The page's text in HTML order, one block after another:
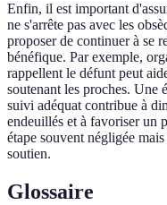
Enfin, il est important
ne s'arrête pas avec les
proposer de continuer à se
bénéfique. Par exemple,
rappellent le défunt peut
soutenant les proches. Une
suivi adéquat contribue à
endeuillés et à favoriser un
étape souvent négligée
soutien.
Glossaire